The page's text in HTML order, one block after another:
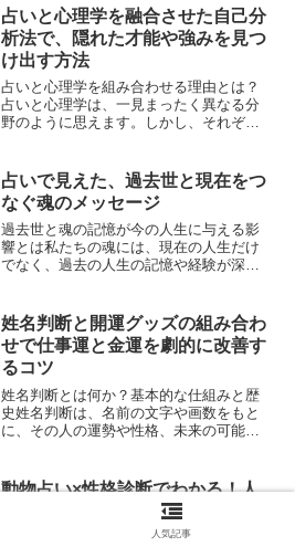
意味や性質を通じて人生や運命を読み解
く伝統的な占い方法ですが...
占いと心理学を融合させた自己分
析法で、隠れた才能や強みを見つ
け出す方法
占いと心理学を組み合わせる理由とは？
占いと心理学は、一見まったく異なる分
野のように思えます。しかし、それぞれ
は古くから人々の未来や性格を知る手段
として用いられ、心理学は...
占いで見えた、過去世と現在をつ
なぐ魂のメッセージ
過去世と魂の記憶が今の人生に与える影
響とは私たちの魂には、現在の人生だけ
でなく、過去の人生の記憶や経験が深く
感情、人生の選択に影響を及ぼしている
ことがあるのです。たとえ...
姓名判断と開運グッズの組み合わ
せで仕事運と金運を劇的に改善す
るコツ
姓名判断とは何か？基本的な仕組みと歴
史姓名判断は、名前の文字や画数をもと
に、その人の運勢や性格、未来の可能性
アジアの文化圏でも古くから親しまれて
おり、その歴史は何百年に...
動物占い×性格診断でわかる！人
間関係を劇的に良くするコミュニ
人気記事